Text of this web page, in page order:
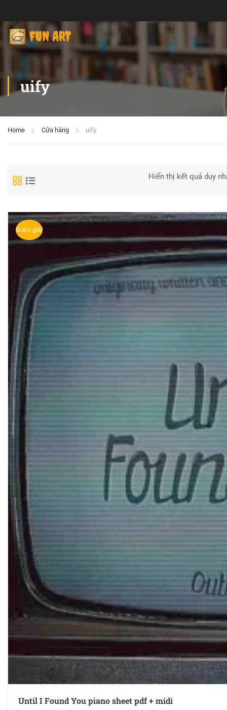
uify
Home Cửa hàng uify
Hiển thị kết quả duy
Giảm giá!
Until I Found You piano sheet pdf + midi